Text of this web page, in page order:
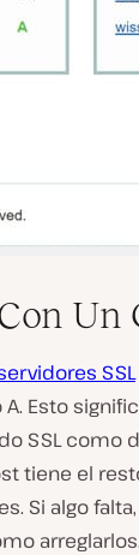
Un
SSL
Esto
SSL como
tiene el
Si algo